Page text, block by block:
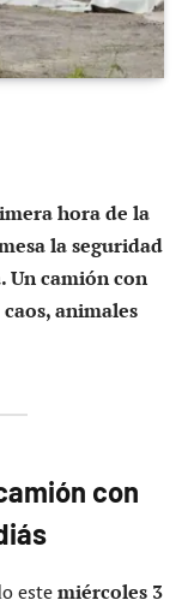
hora de la
la seguridad
Un camión con
animales
con
estemiércoles 3